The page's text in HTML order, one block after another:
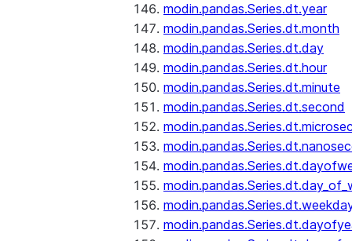
modin.pandas.Series.dt.year
modin.pandas.Series.dt.month
modin.pandas.Series.dt.day
modin.pandas.Series.dt.hour
modin.pandas.Series.dt.minute
modin.pandas.Series.dt.second